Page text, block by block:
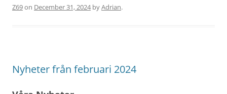
Z69on December 31, 2024 byAdrian.
Nyheter från februari 2024